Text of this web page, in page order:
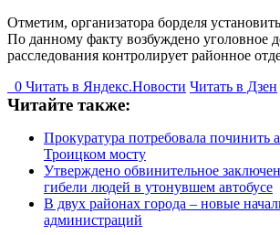
Отметим, организатора борделя
По данному факту возбуждено уголовное
расследования контролирует районное
0 Читать в Яндекс.Новости Читать в Дзен
Читайте также:
Прокуратура потребовала починить
Троицком мосту
Утверждено обвинительное
гибели людей в утонувшем автобусе
В двух районах города – новые
администраций